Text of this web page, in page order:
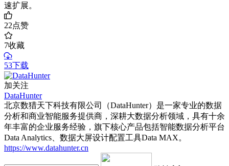
速扩展。
22点赞
7收藏
53下载
加关注
DataHunter
北京数猎天下科技有限公司（DataHunter）是一家专业的数据
分析和商业智能服务提供商，深耕大数据分析领域，具有十余
年丰富的企业服务经验，旗下核心产品包括智能数据分析平台
Data Analytics、数据大屏设计配置工具Data MAX。
https://www.datahunter.cn